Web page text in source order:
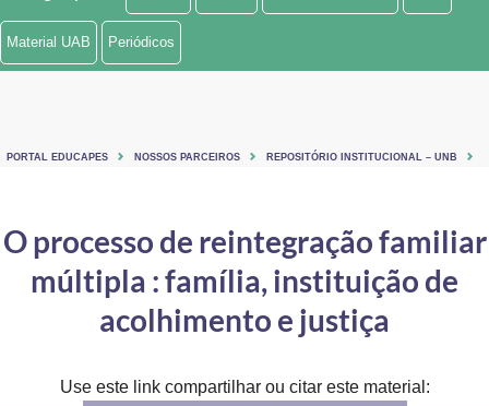
Ministério de Minas e Energia
Controladoria-Geral da União
Ministério da Mulher, da Família e dos Direitos Humanos
Material UAB Periódicos
PORTAL EDUCAPES NOSSOS PARCEIROS REPOSITÓRIO INSTITUCIONAL – UNB
O processo de reintegração familiar
múltipla : família, instituição de
acolhimento e justiça
Use este link compartilhar ou citar este material: